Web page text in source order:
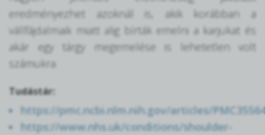
eredményezhet azoknál is, akik korábban a
vállfájdalmaik miatt alig bírták emelni a karjukat és
akár egy tárgy megemelése is lehetetlen volt
számukra.
Tudástár:
https://pmc.ncbi.nlm.nih.gov/articles/
https://www.nhs.uk/conditions/shoulder-